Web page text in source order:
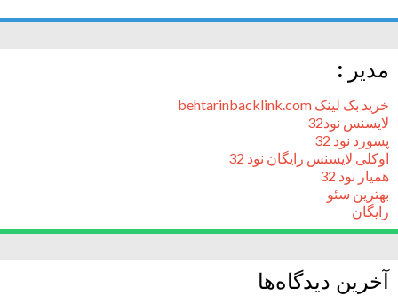
مدیر :
خرید بک لینک behtarinbacklink.com
لایسنس نود32
پسورد نود 32
اوکلی لایسنس رایگان نود 32
همیار نود 32
بهترین سئو
رایگان
آخرین دیدگاه‌ها